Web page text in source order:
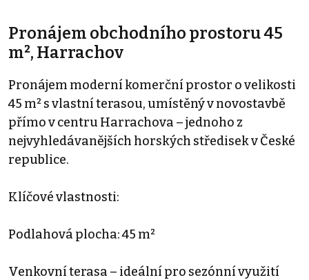
Pronájem obchodního prostoru 45
m², Harrachov
Pronájem moderní komerční prostor o velikosti
45 m² s vlastní terasou, umístěný v novostavbě
přímo v centru Harrachova – jednoho z
nejvyhledávanějších horských středisek v České
republice.
Klíčové vlastnosti:
Podlahová plocha: 45 m²
Venkovní terasa – ideální pro sezónní využití